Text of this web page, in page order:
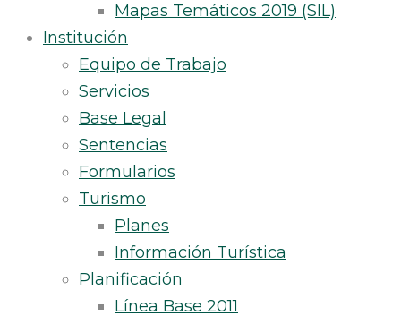
Mapas Temáticos 2019 (SIL)
Institución
Equipo de Trabajo
Servicios
Base Legal
Sentencias
Formularios
Turismo
Planes
Información Turística
Planificación
Línea Base 2011